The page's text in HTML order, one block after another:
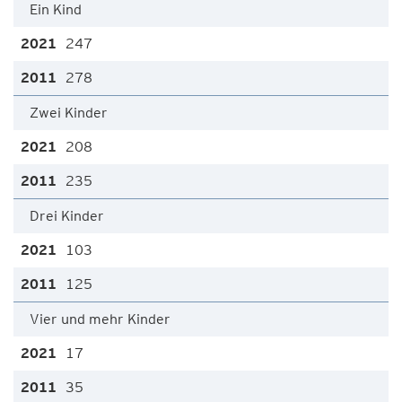
Ein Kind
247
278
Zwei Kinder
208
235
Drei Kinder
103
125
Vier und mehr Kinder
17
35